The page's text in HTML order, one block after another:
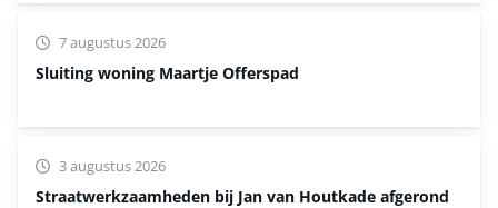
Sluiting woning Maartje Offerspad
7 augustus 2026
Straatwerkzaamheden bij Jan van Houtkade afgerond
3 augustus 2026